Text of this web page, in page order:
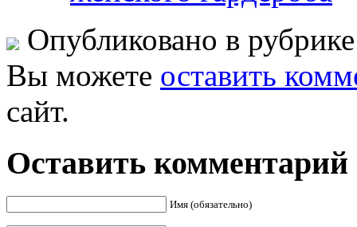
Опубликовано в
Вы можете оставить
сайт.
Оставить комментарий
Имя (обязательно)